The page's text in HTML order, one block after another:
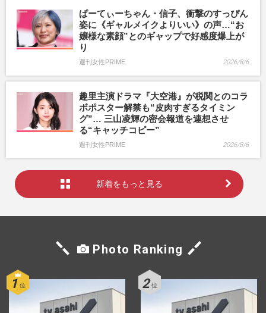
ぱーてぃーちゃん・信子、衝撃のすっぴん
姿に《ギャルメイクよりいい》の声…“お
嬢様な素顔”とのギャップで好感度爆上が
り
週刊女性PRIME 2026/8/6
趣里主演ドラマ『大空港』が税関とのコラ
ボポスター解禁も“皮肉すぎるタイミン
グ”… 三山凌輝の密会報道を連想させ
る“キャッチコピー”
週刊女性PRIME 2026/8/6
新着をもっと見る
Photo Ranking